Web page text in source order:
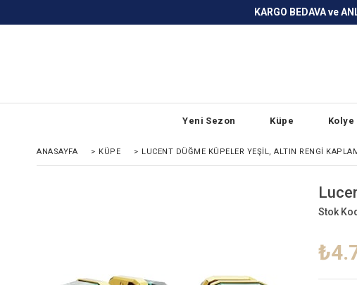
KARGO BEDAVA ve ANLAŞMALI
Yeni Sezon Küpe Kolye
ANASAYFA > KÜPE > LUCENT DÜĞME KÜPELER YEŞIL, ALTIN RENGI
Stok